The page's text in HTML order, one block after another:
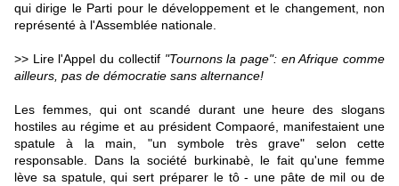
qui dirige le Parti pour le développement et le changement, non
représenté à l'Assemblée nationale.
>> Lire l'Appel du collectif "Tournons la page": en Afrique comme
ailleurs, pas de démocratie sans alternance!
Les femmes, qui ont scandé durant une heure des slogans
hostiles au régime et au président Compaoré, manifestaient une
spatule à la main, "un symbole très grave" selon cette
responsable. Dans la société burkinabè, le fait qu'une femme
lève sa spatule, qui sert préparer le tô - une pâte de mil ou de